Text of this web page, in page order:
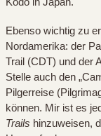
Ebenso wichtig zu
Nordamerika: der
Trail (CDT) und der
Stelle auch den
Pilgerreise
können. Mir ist es
Trails hinzuweisen,